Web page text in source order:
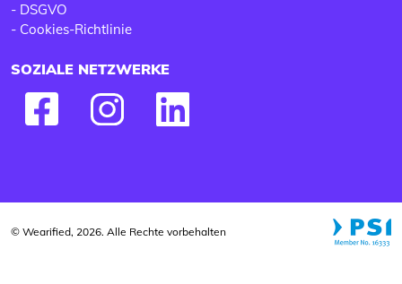
- DSGVO
- Cookies-Richtlinie
SOZIALE NETZWERKE
© Wearified, 2026. Alle Rechte vorbehalten